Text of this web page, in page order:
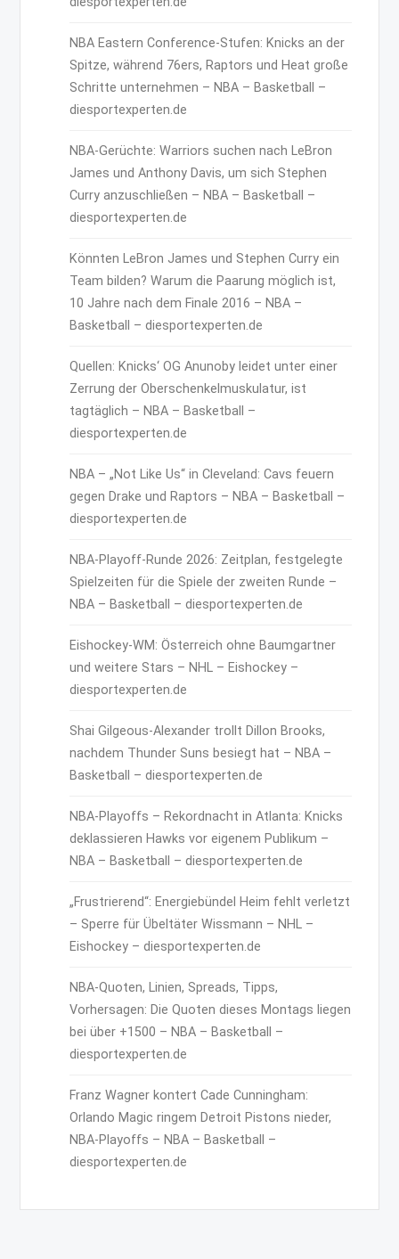
NBA Eastern Conference-Stufen: Knicks an der
Spitze, während 76ers, Raptors und Heat große
Schritte unternehmen – NBA – Basketball –
diesportexperten.de
NBA-Gerüchte: Warriors suchen nach LeBron
James und Anthony Davis, um sich Stephen
Curry anzuschließen – NBA – Basketball –
diesportexperten.de
Könnten LeBron James und Stephen Curry ein
Team bilden? Warum die Paarung möglich ist,
10 Jahre nach dem Finale 2016 – NBA –
Basketball – diesportexperten.de
Quellen: Knicks‘ OG Anunoby leidet unter einer
Zerrung der Oberschenkelmuskulatur, ist
tagtäglich – NBA – Basketball –
diesportexperten.de
NBA – „Not Like Us“ in Cleveland: Cavs feuern
gegen Drake und Raptors – NBA – Basketball –
diesportexperten.de
NBA-Playoff-Runde 2026: Zeitplan, festgelegte
Spielzeiten für die Spiele der zweiten Runde –
NBA – Basketball – diesportexperten.de
Eishockey-WM: Österreich ohne Baumgartner
und weitere Stars – NHL – Eishockey –
diesportexperten.de
Shai Gilgeous-Alexander trollt Dillon Brooks,
nachdem Thunder Suns besiegt hat – NBA –
Basketball – diesportexperten.de
NBA-Playoffs – Rekordnacht in Atlanta: Knicks
deklassieren Hawks vor eigenem Publikum –
NBA – Basketball – diesportexperten.de
„Frustrierend“: Energiebündel Heim fehlt verletzt
– Sperre für Übeltäter Wissmann – NHL –
Eishockey – diesportexperten.de
NBA-Quoten, Linien, Spreads, Tipps,
Vorhersagen: Die Quoten dieses Montags liegen
bei über +1500 – NBA – Basketball –
diesportexperten.de
Franz Wagner kontert Cade Cunningham:
Orlando Magic ringem Detroit Pistons nieder,
NBA-Playoffs – NBA – Basketball –
diesportexperten.de